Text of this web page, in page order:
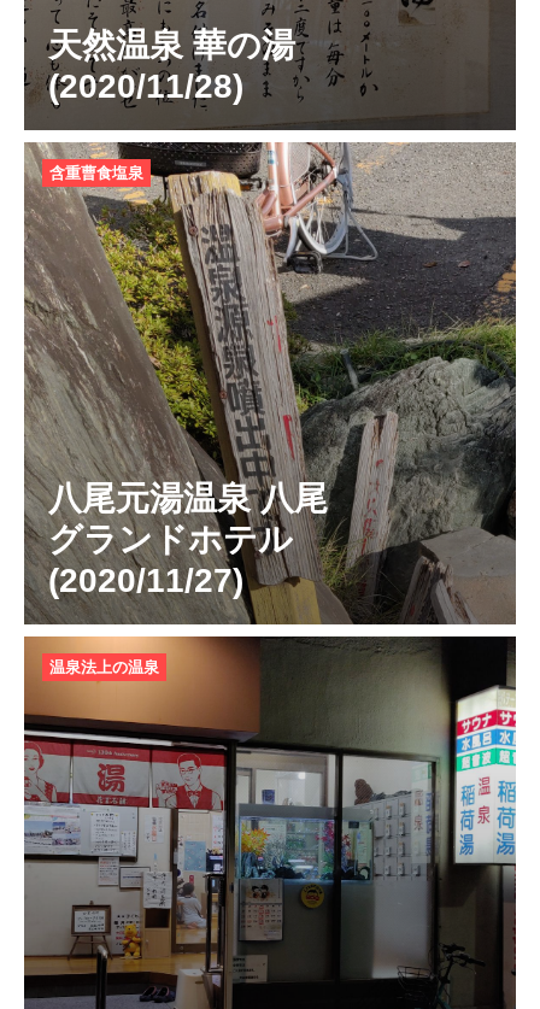
天然温泉 華の湯
(2020/11/28)
八尾元湯温泉 八尾
グランドホテル
(2020/11/27)
含重曹食塩泉
温泉法上の温泉